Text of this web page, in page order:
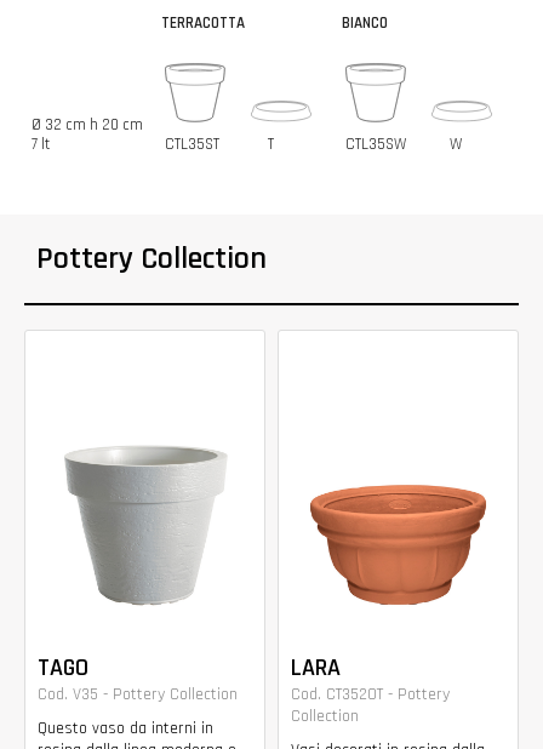
Ø 32 cm h 20 cm
7 lt
TERRACOTTA
CTL35ST T
BIANCO
CTL35SW W
Pottery Collection
TAGO
Cod. V35 - Pottery Collection
Questo vaso da interni in
LARA
Cod. CT3520T - Pottery
Collection